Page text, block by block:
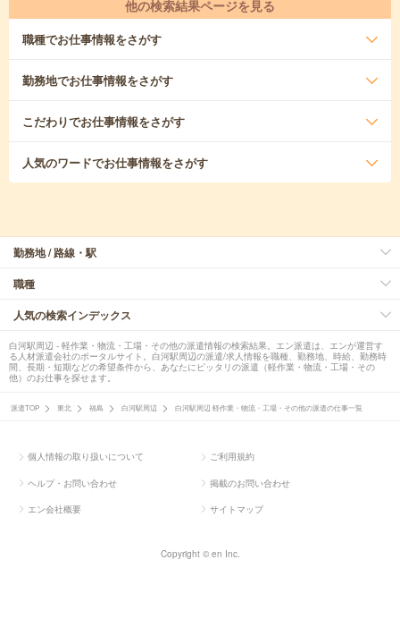
他の検索結果ページを見る
職種でお仕事情報をさがす
勤務地でお仕事情報をさがす
こだわりでお仕事情報をさがす
人気のワードでお仕事情報をさがす
勤務地 / 路線・駅
職種
人気の検索インデックス
白河駅周辺 - 軽作業・物流・工場・その他の派遣情報の検索結果。エン派遣は、エンが運営す
る人材派遣会社のポータルサイト。白河駅周辺の派遣/求人情報を職種、勤務地、時給、勤務時
間、長期・短期などの希望条件から、あなたにピッタリの派遣（軽作業・物流・工場・その
他）のお仕事を探せます。
派遣TOP 東北 福島 白河駅周辺 白河駅周辺 軽作業・物流・工場・その他の派遣の仕事一覧
個人情報の取り扱いについて ご利用規約
ヘルプ・お問い合わせ 掲載のお問い合わせ
エン会社概要 サイトマップ
Copyright © en Inc.